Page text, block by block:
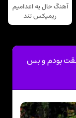
آهنگ حال یه اعدامیم
ریمیکس تند
بودم و بس